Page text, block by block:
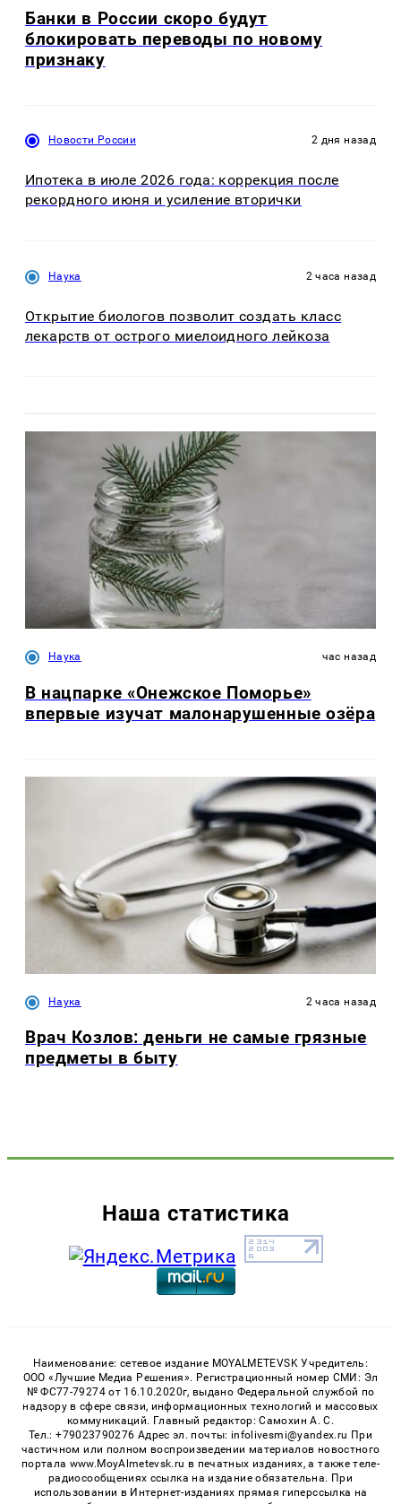
Банки в России скоро будут
блокировать переводы по новому
признаку
Новости России 2 дня назад
Ипотека в июле 2026 года: коррекция после
рекордного июня и усиление вторички
Наука 2 часа назад
Открытие биологов позволит создать класс
лекарств от острого миелоидного лейкоза
Наука час назад
В нацпарке «Онежское Поморье»
впервые изучат малонарушенные озёра
Наука 2 часа назад
Врач Козлов: деньги не самые грязные
предметы в быту
Наша статистика
Наименование: сетевое издание MOYALMETEVSK Учредитель:
ООО «Лучшие Медиа Решения». Регистрационный номер СМИ: Эл
№ ФС77-79274 от 16.10.2020г, выдано Федеральной службой по
надзору в сфере связи, информационных технологий и массовых
коммуникаций. Главный редактор: Самохин А. С.
Тел.: +79023790276 Адрес эл. почты: infolivesmi@yandex.ru При
частичном или полном воспроизведении материалов новостного
портала www.MoyAlmetevsk.ru в печатных изданиях, а также теле-
радиосообщениях ссылка на издание обязательна. При
использовании в Интернет-изданиях прямая гиперссылка на